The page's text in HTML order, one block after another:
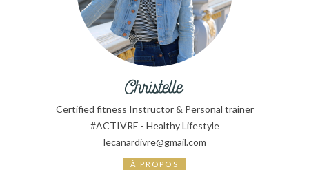
Certified fitness Instructor & Personal trainer
#ACTIVRE - Healthy Lifestyle
lecanardivre@gmail.com
À PROPOS